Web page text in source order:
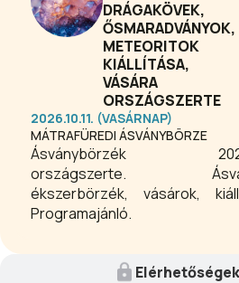
DRÁGAKÖVEK,
ŐSMARADVÁNYOK,
METEORITOK
KIÁLLÍTÁSA,
VÁSÁRA
ORSZÁGSZERTE
2026.10.11. (VASÁRNAP)
MÁTRAFÜREDI ÁSVÁNYBÖRZE
Ásványbörzék
országszerte.
ékszerbörzék, vásárok,
Programajánló.